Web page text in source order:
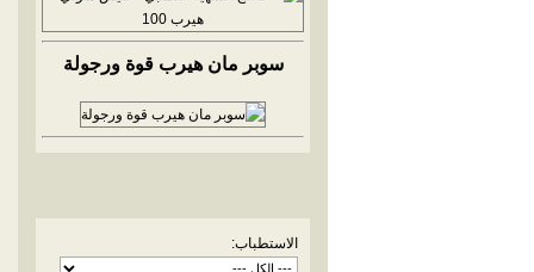
سوبر مان هيرب قوة ورجولة
الاستطباب: